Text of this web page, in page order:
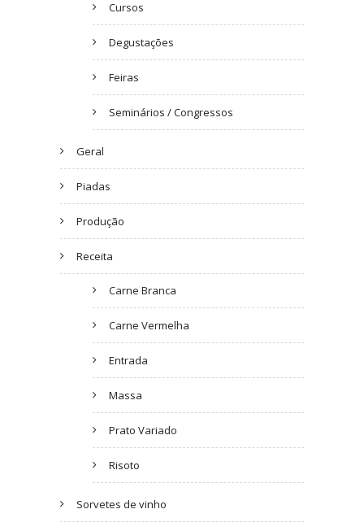
Cursos
Degustações
Feiras
Seminários / Congressos
Geral
Piadas
Produção
Receita
Carne Branca
Carne Vermelha
Entrada
Massa
Prato Variado
Risoto
Sorvetes de vinho